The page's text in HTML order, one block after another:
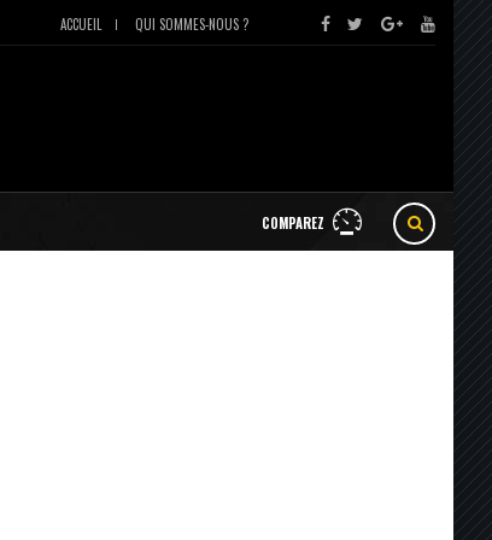
ACCUEIL QUI SOMMES-NOUS ?
COMPAREZ